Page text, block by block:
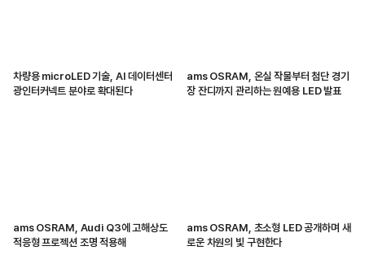
차량용 microLED 기술, AI 데이터센터
광인터커넥트 분야로 확대된다
ams OSRAM, 온실 작물부터 첨단 경기
장 잔디까지 관리하는 원예용 LED 발표
ams OSRAM, Audi Q3에 고해상도
적응형 프로젝션 조명 적용해
ams OSRAM, 초소형 LED 공개하며 새
로운 차원의 빛 구현한다